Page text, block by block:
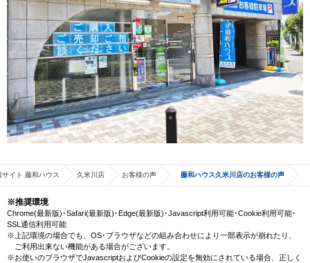
イト 藤和ハウス 久米川店 お客様の声 藤和ハウス久米川店のお客様の声
※推奨環境
Chrome(最新版)･Safari(最新版)･Edge(最新版)･Javascript利用可能･Cookie利用可能･
SSL通信利用可能
※上記環境の場合でも、OS･ブラウザなどの組み合わせにより一部表示が崩れたり、
ご利用出来ない機能がある場合がございます。
※お使いのブラウザでJavascriptおよびCookieの設定を無効にされている場合、正しく